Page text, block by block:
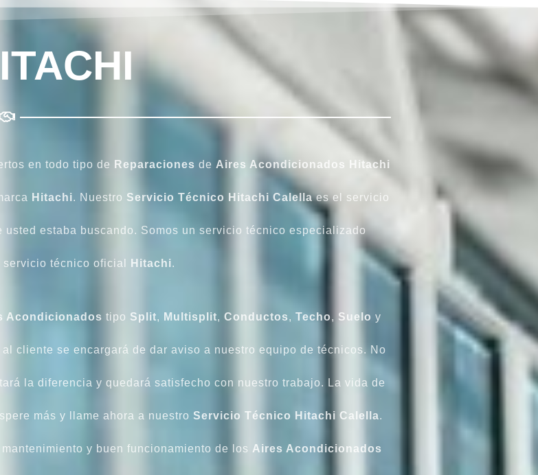
en todo tipo de Reparaciones de Aires Acondicionados Hitachi
Hitachi. Nuestro Servicio Técnico Hitachi Calellaes el servicio
usted estaba buscando. Somos un servicio técnico especializado
servicio técnico oficial Hitachi.
Acondicionados tipo Split, Multisplit, Conductos, Techo, Suelo y
cliente se encargará de dar aviso a nuestro equipo de técnicos. No
la diferencia y quedará satisfecho con nuestro trabajo. La vida de
más y llame ahora a nuestro Servicio Técnico Hitachi Calella.
y buen funcionamiento de los Aires Acondicionados